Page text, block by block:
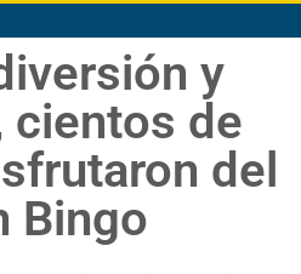
y
de
del
Bingo